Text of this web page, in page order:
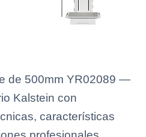
de 500mm YR02089 —
Kalstein con
características